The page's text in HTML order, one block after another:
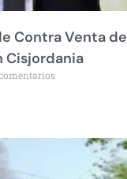
Contra Venta de
Cisjordania